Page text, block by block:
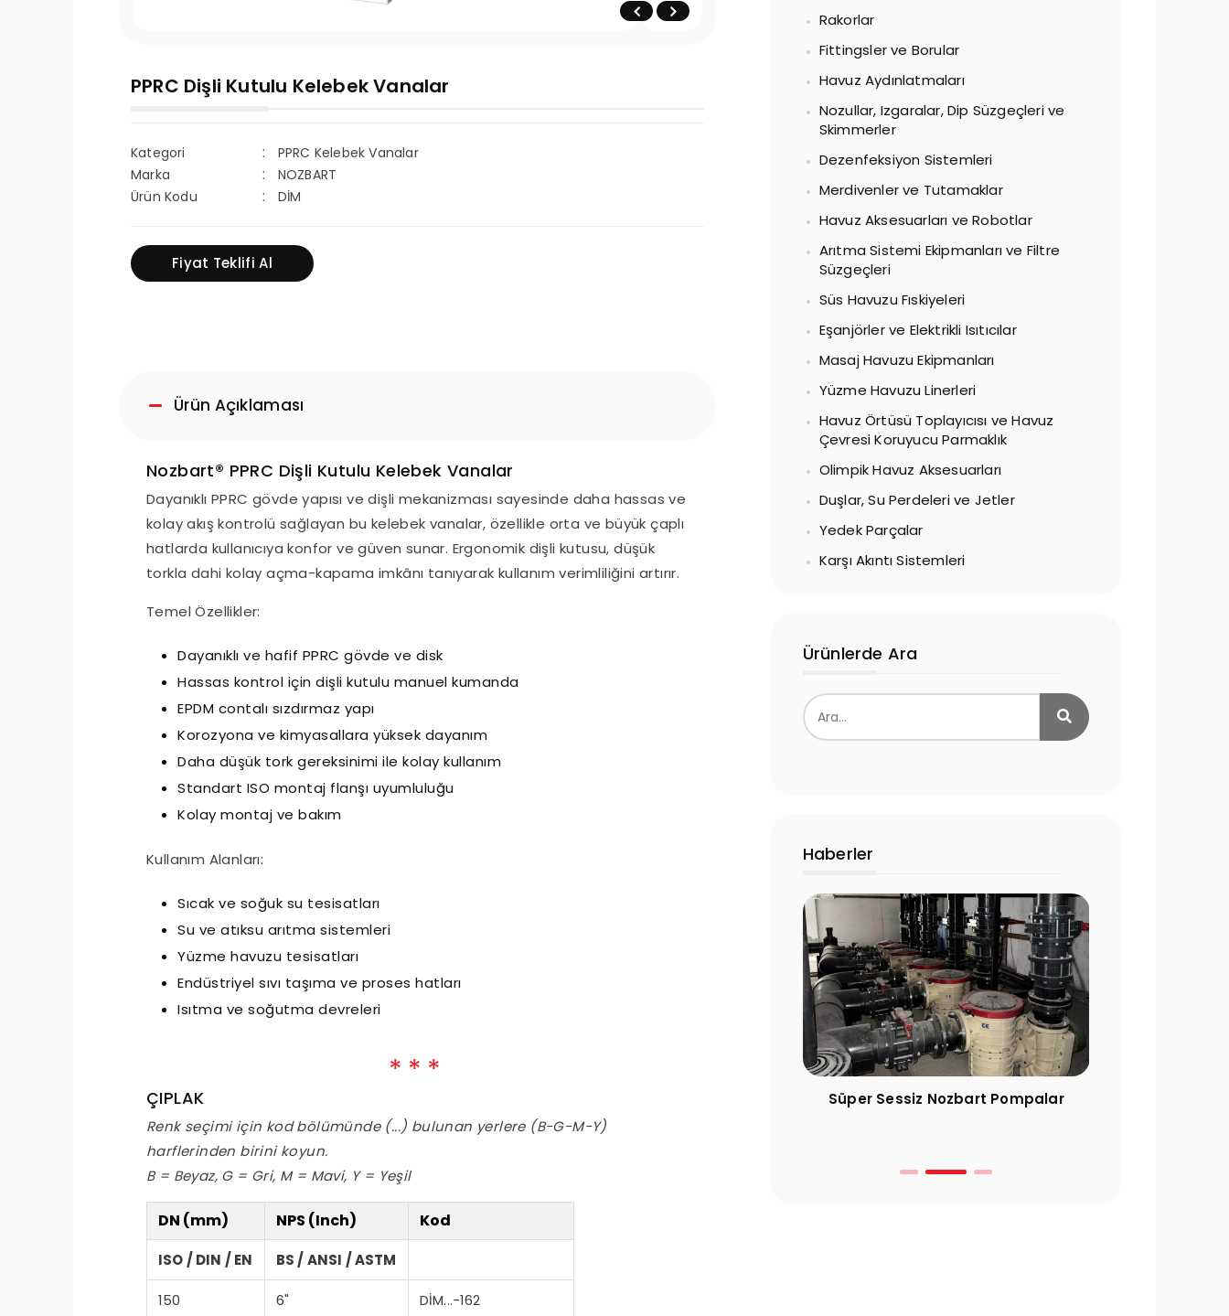
PPRC Dişli Kutulu Kelebek Vanalar
Kategori
PPRC Kelebek Vanalar
Marka
NOZBART
Ürün Kodu
DİM
Fiyat Teklifi Al
Ürün Açıklaması
Nozbart® PPRC Dişli Kutulu Kelebek Vanalar
Dayanıklı PPRC gövde yapısı ve dişli mekanizması sayesinde daha hassas ve
kolay akış kontrolü sağlayan bu kelebek vanalar, özellikle orta ve büyük çaplı
hatlarda kullanıcıya konfor ve güven sunar. Ergonomik dişli kutusu, düşük
torkla dahi kolay açma-kapama imkânı tanıyarak kullanım verimliliğini artırır.
Temel Özellikler:
Dayanıklı ve hafif PPRC gövde ve disk
Hassas kontrol için dişli kutulu manuel kumanda
EPDM contalı sızdırmaz yapı
Korozyona ve kimyasallara yüksek dayanım
Daha düşük tork gereksinimi ile kolay kullanım
Standart ISO montaj flanşı uyumluluğu
Kolay montaj ve bakım
Kullanım Alanları:
Sıcak ve soğuk su tesisatları
Su ve atıksu arıtma sistemleri
Yüzme havuzu tesisatları
Endüstriyel sıvı taşıma ve proses hatları
Isıtma ve soğutma devreleri
ÇIPLAK
Renk seçimi için kod bölümünde (...) bulunan yerlere (B-G-M-Y)
harflerinden birini koyun.
B = Beyaz, G = Gri, M = Mavi, Y = Yeşil
DN (mm) NPS (Inch) Kod
ISO / DIN / EN BS / ANSI / ASTM
150 6" DİM...-162
Rakorlar
Fittingsler ve Borular
Havuz Aydınlatmaları
Nozullar, Izgaralar, Dip Süzgeçleri ve
Skimmerler
Dezenfeksiyon Sistemleri
Merdivenler ve Tutamaklar
Havuz Aksesuarları ve Robotlar
Arıtma Sistemi Ekipmanları ve Filtre
Süzgeçleri
Süs Havuzu Fıskiyeleri
Eşanjörler ve Elektrikli Isıtıcılar
Masaj Havuzu Ekipmanları
Yüzme Havuzu Linerleri
Havuz Örtüsü Toplayıcısı ve Havuz
Çevresi Koruyucu Parmaklık
Olimpik Havuz Aksesuarları
Duşlar, Su Perdeleri ve Jetler
Yedek Parçalar
Karşı Akıntı Sistemleri
Ürünlerde Ara
Haberler
Nozbart Pompalar
Gereken Hususlar
Öncesi Yapılması Gereken 10 Kritik
Süper Sessiz Nozbart Pompalar